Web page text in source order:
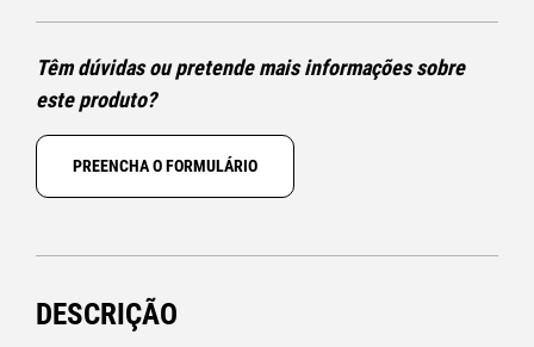
Têm dúvidas ou pretende mais informações sobre
este produto?
PREENCHA O FORMULÁRIO
DESCRIÇÃO